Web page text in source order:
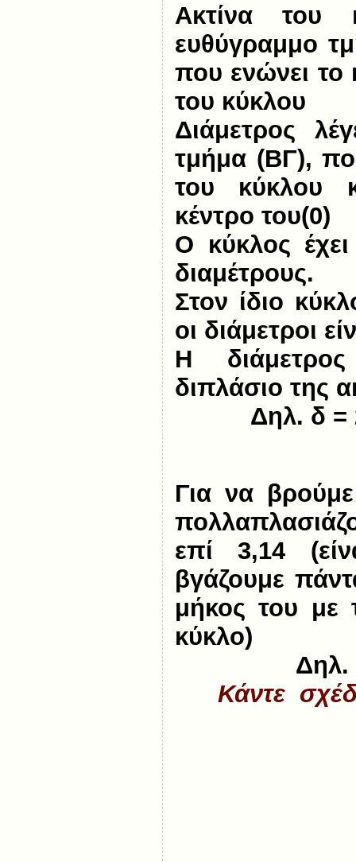
Ακτίνα του
ευθύγραμμο
που ενώνει το
του κύκλου
Διάμετρος
τμήμα (ΒΓ),
του κύκλου
κέντρο του(0)
Ο κύκλος έχει
διαμέτρους.
Στον ίδιο
οι διάμετροι
Η
διπλάσιο της
Δηλ. δ =
Για να
επί 3,14
βγάζουμε
μήκος του με
κύκλο)
Δηλ.
Κάντε